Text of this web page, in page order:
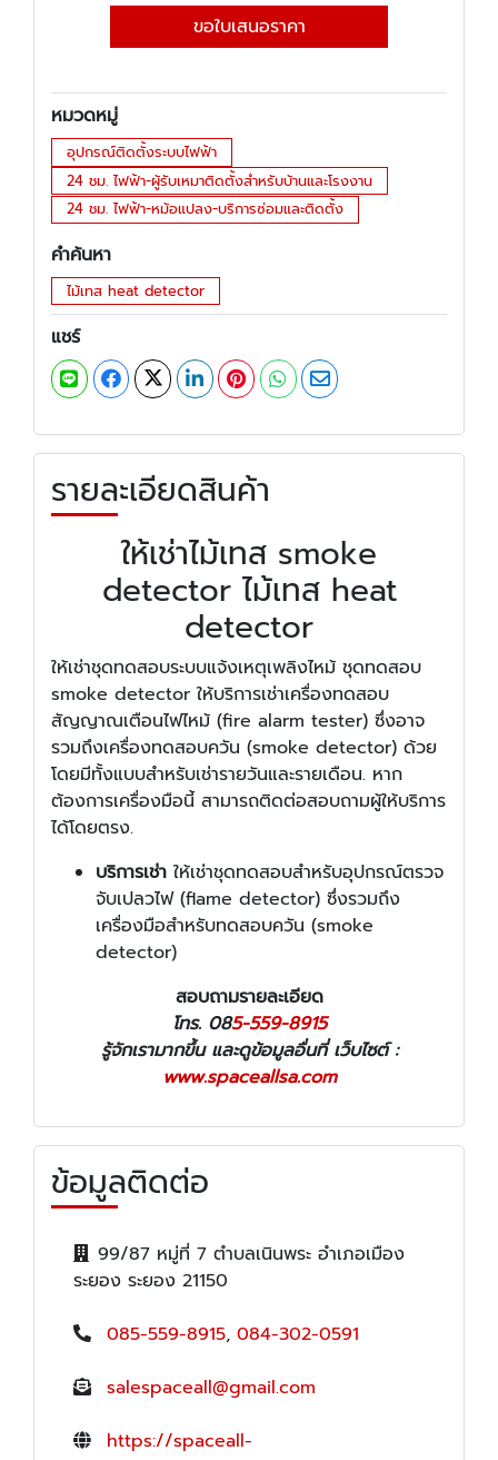
ขอใบเสนอราคา
หมวดหมู่
อุปกรณ์ติดตั้งระบบไฟฟ้า
24 ชม. ไฟฟ้า-ผู้รับเหมาติดตั้งสำหรับบ้านและโรงงาน
24 ชม. ไฟฟ้า-หม้อแปลง-บริการซ่อมและติดตั้ง
คำค้นหา
ไม้เทส heat detector
แชร์
รายละเอียดสินค้า
ให้เช่าไม้เทส smoke
detector ไม้เทส heat
detector
ให้เช่าชุดทดสอบระบบแจ้งเหตุเพลิงไหม้ ชุดทดสอบ
smoke detector ให้บริการเช่าเครื่องทดสอบ
สัญญาณเตือนไฟไหม้ (fire alarm tester) ซึ่งอาจ
รวมถึงเครื่องทดสอบควัน (smoke detector) ด้วย
โดยมีทั้งแบบสำหรับเช่ารายวันและรายเดือน. หาก
ต้องการเครื่องมือนี้ สามารถติดต่อสอบถามผู้ให้บริการ
ได้โดยตรง.
บริการเช่า ให้เช่าชุดทดสอบสำหรับอุปกรณ์ตรวจ
จับเปลวไฟ (flame detector) ซึ่งรวมถึง
เครื่องมือสำหรับทดสอบควัน (smoke
detector)
สอบถามรายละเอียด
โทร. 085-559-8915
รู้จักเรามากขึ้น และดูข้อมูลอื่นที่ เว็บไซต์ :
www.spaceallsa.com
ข้อมูลติดต่อ
99/87 หมู่ที่ 7 ตำบลเนินพระ อำเภอเมือง
ระยอง ระยอง 21150
085-559-8915, 084-302-0591
salespaceall@gmail.com
https://spaceall-